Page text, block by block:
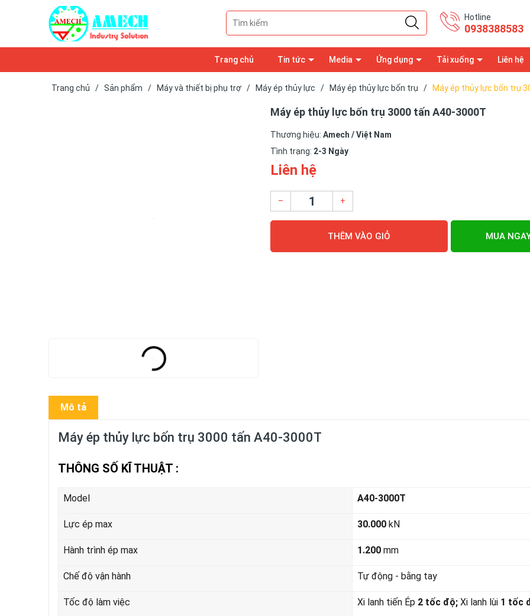
Hotline
0938388583
Trang chủ Tin tức Media Ứng dụng Tải xuống Liên hệ
Trang chủ / Sản phẩm / Máy và thiết bị phụ trợ / Máy ép thủy lực / Máy ép thủy lực bốn trụ / Máy ép thủy lực bốn trụ
Máy ép thủy lực bốn trụ 3000 tấn A40-3000T
Thương hiệu: Amech / Việt Nam
Tình trạng: 2-3 Ngày
Liên hệ
– +
THÊM VÀO GIỎ MUA
Mô tả
Máy ép thủy lực bốn trụ 3000 tấn A40-3000T
THÔNG SỐ KĨ THUẬT :
Model A40-3000T
Lực ép max 30.000 kN
Hành trình ép max 1.200 mm
Chế độ vận hành Tự động - bằng tay
Tốc độ làm việc Xi lanh tiến Ép 2 tốc độ; Xi lanh lùi 1 tốc